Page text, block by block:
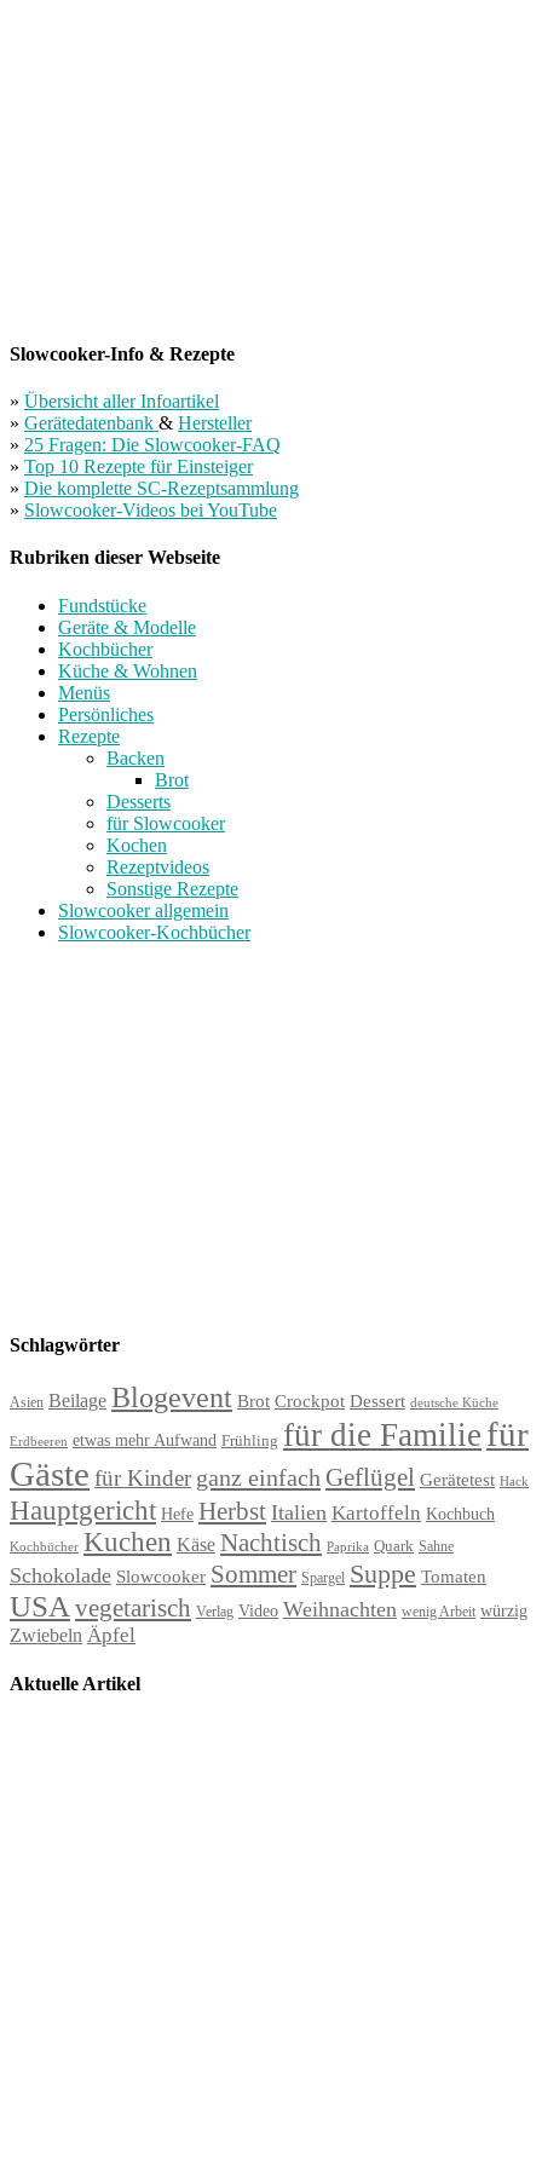
Slowcooker-Info & Rezepte
» Übersicht aller Infoartikel
» Gerätedatenbank & Hersteller
» 25 Fragen: Die Slowcooker-FAQ
» Top 10 Rezepte für Einsteiger
» Die komplette SC-Rezeptsammlung
» Slowcooker-Videos bei YouTube
Rubriken dieser Webseite
Fundstücke
Geräte & Modelle
Kochbücher
Küche & Wohnen
Menüs
Persönliches
Rezepte
Backen
Brot
Desserts
für Slowcooker
Kochen
Rezeptvideos
Sonstige Rezepte
Slowcooker allgemein
Slowcooker-Kochbücher
Schlagwörter
Asien Beilage Blogevent Brot Crockpot Dessert deutsche Küche
Erdbeeren etwas mehr Aufwand Frühling für die Familie für
Gäste für Kinder ganz einfach Geflügel Gerätetest Hack
Hauptgericht Hefe Herbst Italien Kartoffeln Kochbuch
Kochbücher Kuchen Käse Nachtisch Paprika Quark Sahne
Schokolade Slowcooker Sommer Spargel Suppe Tomaten
USA vegetarisch Verlag Video Weihnachten wenig Arbeit würzig
Zwiebeln Äpfel
Aktuelle Artikel